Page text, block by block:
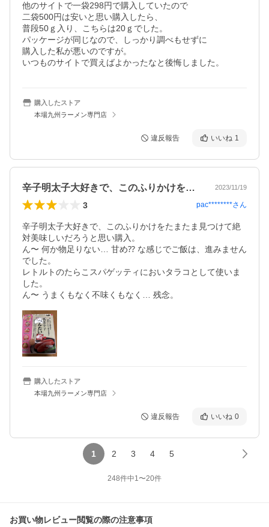
他のサイトで一袋298円で購入していたので
二袋500円は安いと思い購入したら、
普段50ｇ入り、こちらは20ｇでした。
パッケージが同じなので、しっかり調べもせずに
購入した私が悪いのですが。
いつものサイトで買えばよかったなと後悔しました。
購入したストア
本場九州ラーメン専門店
違反報告 いいね 1
辛子明太子大好きで、このふりかけをたま… 2023/11/19
3 pac********さん
辛子明太子大好きで、このふりかけをたまたま見つけて絶
対美味しいだろうと思い購入。
ん〜 何か物足りない… 甘め⁇ な感じでご飯は、進みません
でした。
レトルトのたらこスパゲッティにおいタラコとして使いま
した。
ん〜 うまくもなく不味くもなく… 残念。
購入したストア
本場九州ラーメン専門店
違反報告 いいね 0
1 2 3 4 5
248件中1〜20件
お買い物レビュー閲覧の際の注意事項